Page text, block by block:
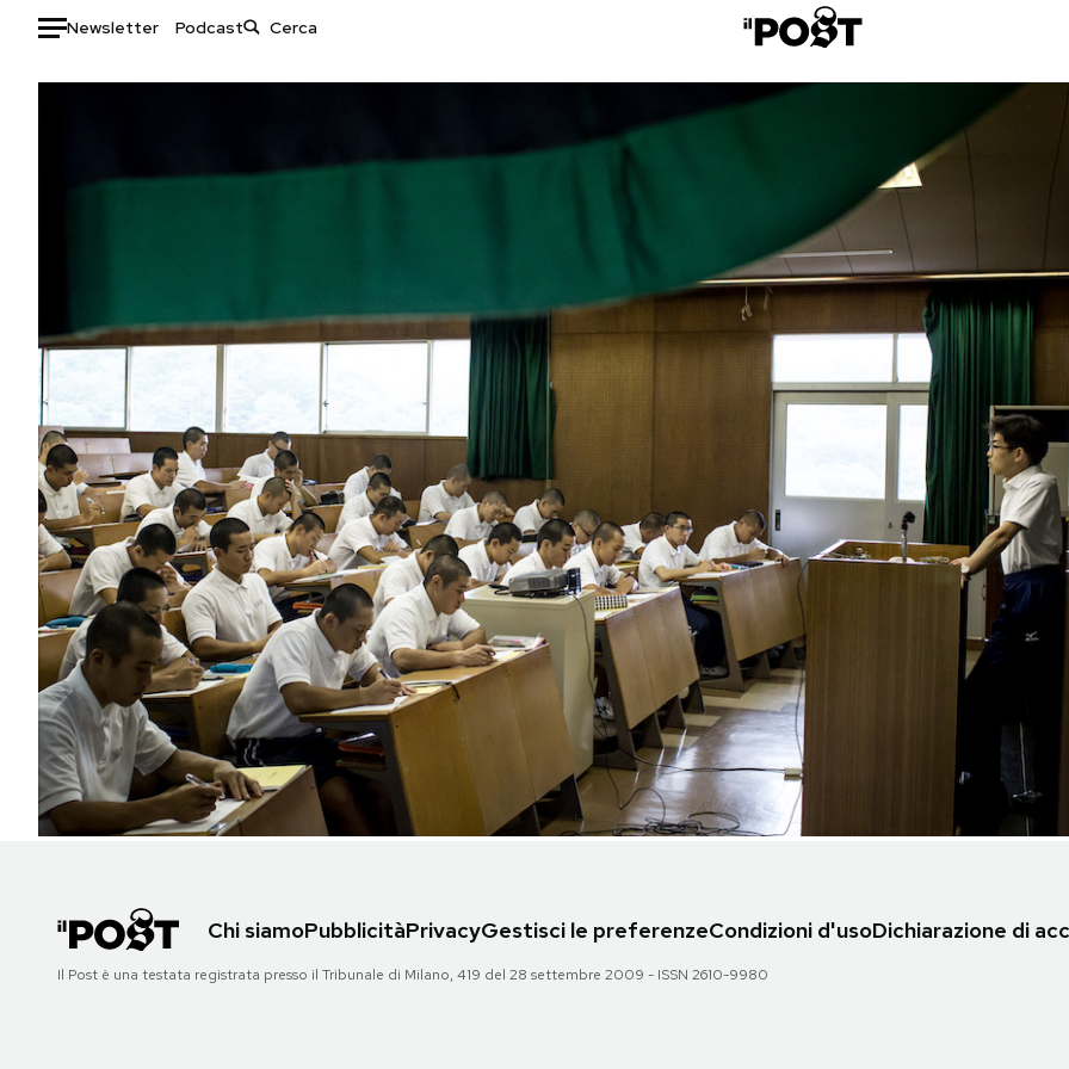
Newsletter Podcast
Auto
Internet
Scienza
Cultura
Economia
Sport
Ok Boomer!
Media
Europa
Altrecose
Mondiali calcio 2026
PODCAST
NEWSLETTER
I MIEI PREFERITI
SHOP
AREA PERSONALE
Chi siamoPubblicitàPrivacyGestisci le preferenzeCondizioni d'usoDichiarazione di
Il Post è una testata registrata presso il Tribunale di Milano, 419 del 28 settembre 2009 - ISSN 2610-9980